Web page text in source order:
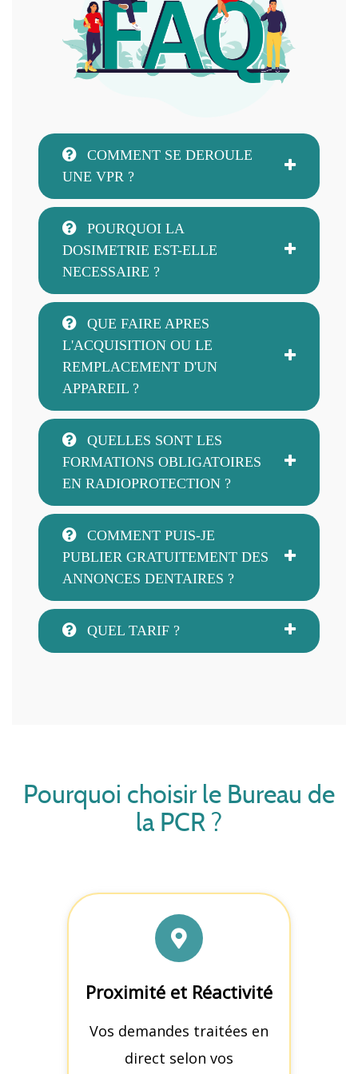
COMMENT SE DEROULE
UNE VPR ?
POURQUOI LA
DOSIMETRIE EST-ELLE
NECESSAIRE ?
QUE FAIRE APRES
L'ACQUISITION OU LE
REMPLACEMENT D'UN
APPAREIL ?
QUELLES SONT LES
FORMATIONS OBLIGATOIRES
EN RADIOPROTECTION ?
COMMENT PUIS-JE
PUBLIER GRATUITEMENT DES
ANNONCES DENTAIRES ?
QUEL TARIF ?
Pourquoi choisir le Bureau de
la PCR ?
Proximité et Réactivité
Vos demandes traitées en
direct selon vos
Vos appels téléphoniques ou
vos mails sont traités
obligations réglementaires en
toute sérénité.